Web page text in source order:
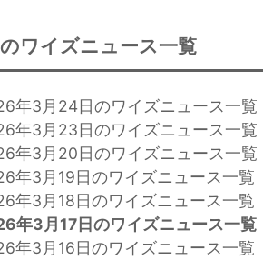
ワイズニュース一覧
年3月24日のワイズニュース一覧
年3月23日のワイズニュース一覧
年3月20日のワイズニュース一覧
年3月19日のワイズニュース一覧
年3月18日のワイズニュース一覧
年3月17日のワイズニュース一覧
年3月16日のワイズニュース一覧